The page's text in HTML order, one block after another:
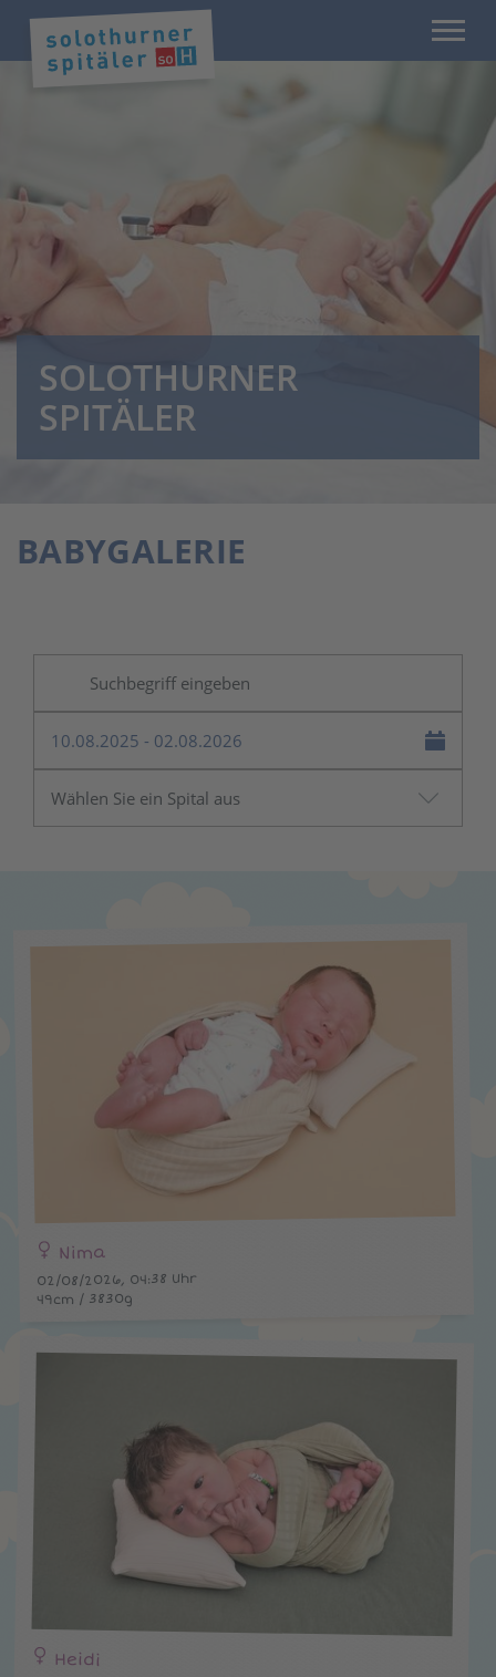
SOLOTHURNER
SPITÄLER
BABYGALERIE
Nima
02/08/2026, 04:38 Uhr
49cm / 3830g
Heidi